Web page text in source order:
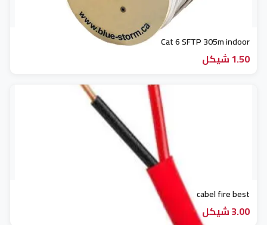
Cat 6 SFTP 305m indoor
1.50 شيكل
cabel fire best
3.00 شيكل